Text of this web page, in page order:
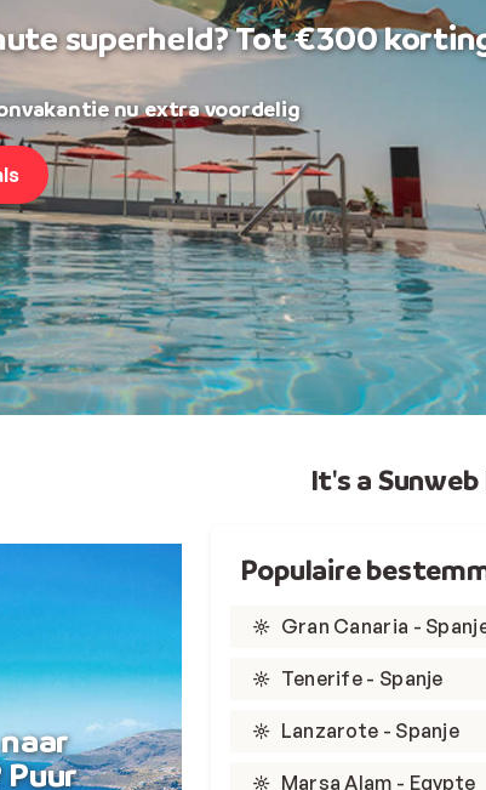
superheld? Tot €300
nu extra voordelig
It's a
Puur
Populaire
Gran Canaria -
Tenerife - Spanje
Lanzarote - Spanje
Marsa Alam - Egypte